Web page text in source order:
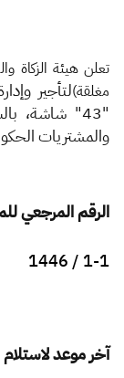
الزكاة
الإقرار الضريبي
تعلن هيئة الزكاة
مغلقة)لتأجير
"43" شاشة، بالشروط
والمشتريات
الرقم المرجعي
1-1 / 1446
آخر موعد